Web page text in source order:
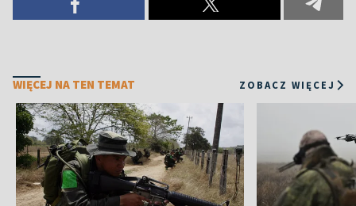
WIĘCEJ NA TEN TEMAT ZOBACZ WIĘCEJ